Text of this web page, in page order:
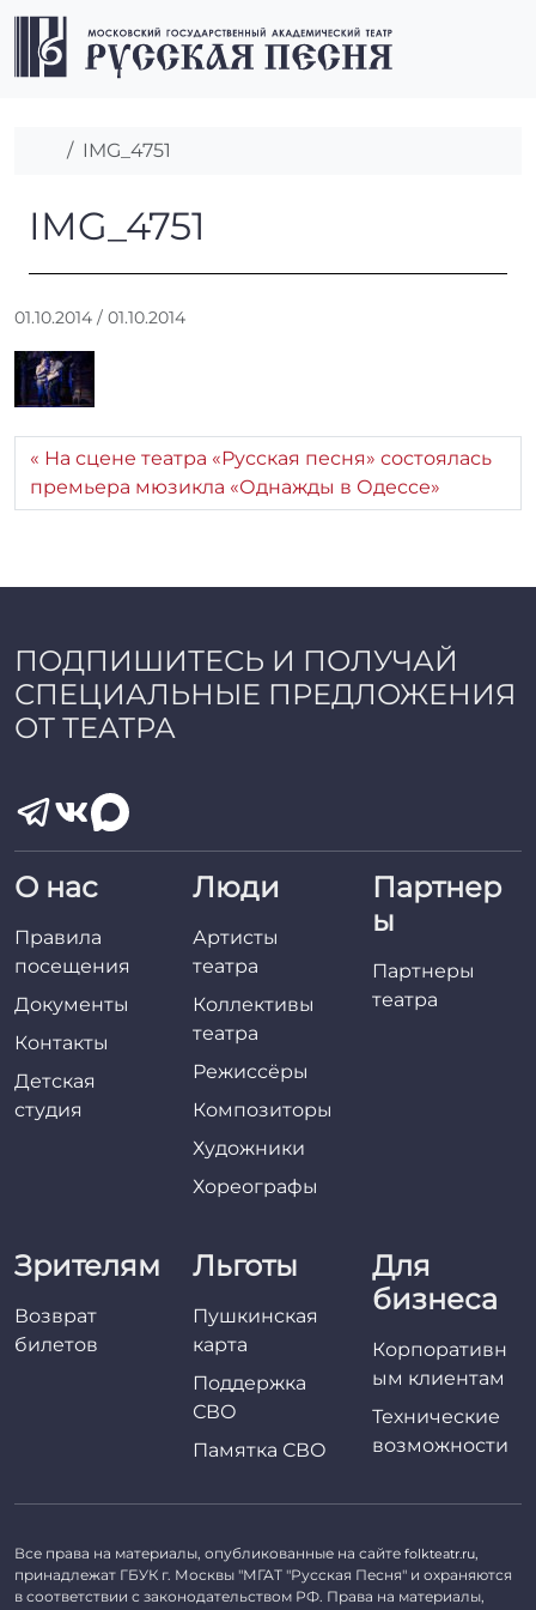
Перейти к содержимому
Перейти к футеру
Главная
IMG_4751
IMG_4751
IMG_4751
01.10.2014 / 01.10.2014
:
r
r
_
m
На сцене театра «Русская песня» состоялась
премьера мюзикла «Однажды в Одессе»
ПОДПИШИТЕСЬ И ПОЛУЧАЙ
СПЕЦИАЛЬНЫЕ ПРЕДЛОЖЕНИЯ
ОТ ТЕАТРА
О нас
Правила
посещения
Документы
Контакты
Детская
студия
Люди
Артисты
театра
Коллективы
театра
Режиссёры
Композиторы
Художники
Хореографы
Партнер
ы
Партнеры
театра
Зрителям
Возврат
билетов
Льготы
Пушкинская
карта
Поддержка
СВО
Памятка СВО
Для
бизнеса
Корпоративн
ым клиентам
Технические
возможности
Все права на материалы, опубликованные на сайте folkteatr.ru,
принадлежат ГБУК г. Москвы "МГАТ "Русская Песня" и охраняются
в соответствии с законодательством РФ. Права на материалы,